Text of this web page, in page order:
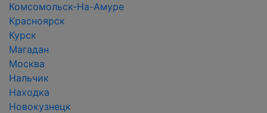
Комсомольск-На-Амуре
Красноярск
Курск
Магадан
Москва
Нальчик
Находка
Новокузнецк